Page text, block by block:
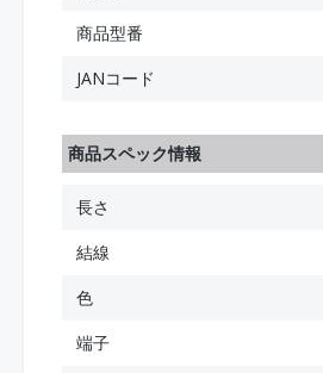
商品型番
JANコード
商品スペック情報
長さ
結線
色
端子